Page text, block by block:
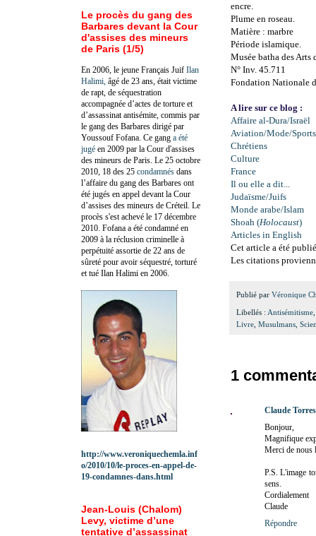
encre.
Plume en roseau.
Matière : marbre
Période islamique.
Musée batha des Arts
N° Inv. 45.711
Fondation Nationale
A lire sur ce blog :
Affaire al-Dura/Israël
Aviation/Mode/Sports
Chrétiens
Culture
France
Il ou elle a dit...
Judaïsme/Juifs
Monde arabe/Islam
Shoah (Holocaust)
Articles in English
Cet article a été
Les citations
Publié par Véronique
Libellés : Antisémitisme
Livre Musulmans
1
Claude Torres
Bonjour,
Magnifique
Merci de nous
P.S. L'image
sens.
Cordialement
Claude
Répondre
Le procès du gang des
Barbares devant la Cour
d'assises des mineurs
de Paris (1/5)
En 2006, le jeune Français Juif Ilan
Halimi, âgé de 23 ans, était victime
de rapt, de séquestration
accompagnée d’actes de torture et
d’assassinat antisémite, commis par
le gang des Barbares dirigé par
Youssouf Fofana. Ce gang a été
jugé en 2009 par la Cour d'assises
des mineurs de Paris. Le 25 octobre
2010, 18 des 25 condamnés dans
l’affaire du gang des Barbares ont
été jugés en appel devant la Cour
d’assises des mineurs de Créteil. Le
procès s'est achevé le 17 décembre
2010. Fofana a été condamné en
2009 à la réclusion criminelle à
perpétuité assortie de 22 ans de
sûreté pour avoir séquestré, torturé
et tué Ilan Halimi en 2006.
http://www.veroniquechemla.inf
o/2010/10/le-proces-en-appel-de-
19-condamnes-dans.html
Jean-Louis (Chalom)
Levy, victime d’une
tentative d’assassinat